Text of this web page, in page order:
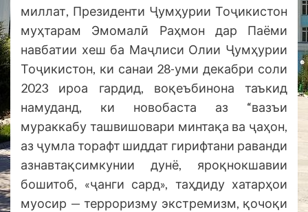
миллат, Президенти Ҷумҳурии Тоҷикистон
муҳтарам Эмомалӣ Раҳмон дар Паёми
навбатии хеш ба Маҷлиси Олии Ҷумҳурии
Тоҷикистон, ки санаи 28-уми декабри соли
2023 ироа гардид, воқеъбинона таъкид
намуданд, ки новобаста аз “вазъи
мураккабу ташвишовари минтақа ва ҷаҳон,
аз ҷумла торафт шиддат гирифтани раванди
азнавтақсимкунии дунё, яроқнокшавии
бошитоб, «ҷанги сард», таҳдиду хатарҳои
муосир — терроризму экстремизм, қочоқи